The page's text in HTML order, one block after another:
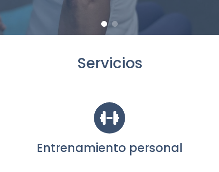
Servicios
Entrenamiento personal